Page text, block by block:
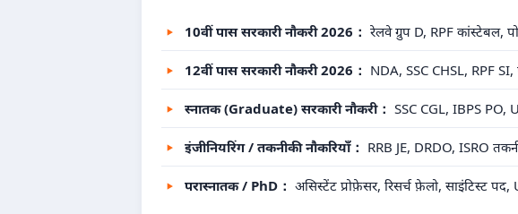
10वीं पास सरकारी नौकरी 2026： रेलवे ग्रुप D, RPF कांस्टेबल,
12वीं पास सरकारी नौकरी 2026： NDA, SSC CHSL, RPF SI,
स्नातक (Graduate) सरकारी नौकरी： SSC CGL, IBPS PO,
इंजीनियरिंग / तकनीकी नौकरियाँ： RRB JE, DRDO, ISRO
परास्नातक / PhD： असिस्टेंट प्रोफ़ेसर, रिसर्च फ़ेलो, साइंटिस्ट